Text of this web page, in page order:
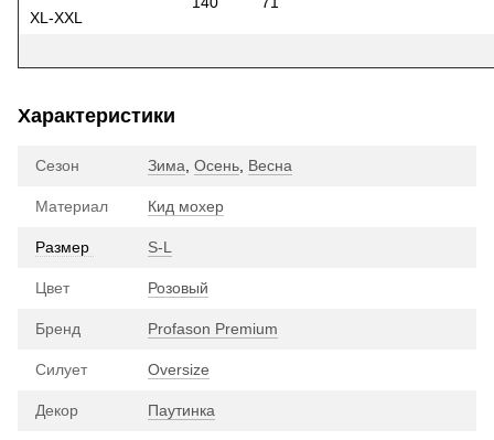
XL-XXL
Характеристики
Сезон Зима, Осень, Весна
Материал Кид мохер
Размер S-L
Цвет Розовый
Бренд Profason Premium
Силует Oversize
Декор Паутинка